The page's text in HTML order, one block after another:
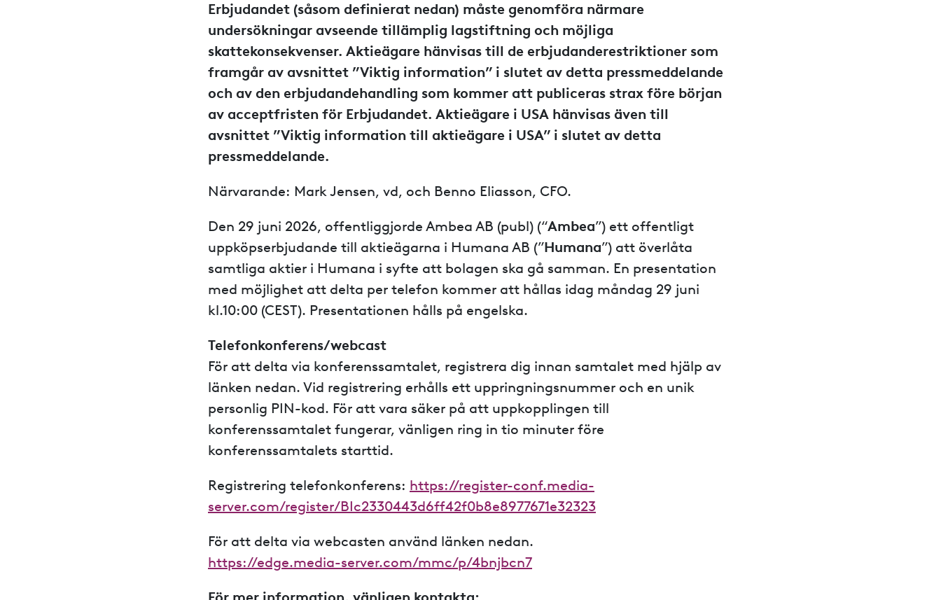
Erbjudandet (såsom definierat nedan) måste genomföra närmare
undersökningar avseende tillämplig lagstiftning och möjliga
skattekonsekvenser. Aktieägare hänvisas till de erbjudanderestriktioner som
framgår av avsnittet ”Viktig information” i slutet av detta pressmeddelande
och av den erbjudandehandling som kommer att publiceras strax före början
av acceptfristen för Erbjudandet. Aktieägare i USA hänvisas även till
avsnittet ”Viktig information till aktieägare i USA” i slutet av detta
pressmeddelande.
Närvarande: Mark Jensen, vd, och Benno Eliasson, CFO.
Den 29 juni 2026, offentliggjorde Ambea AB (publ) (“Ambea”) ett offentligt
uppköpserbjudande till aktieägarna i Humana AB (”Humana”) att överlåta
samtliga aktier i Humana i syfte att bolagen ska gå samman. En presentation
med möjlighet att delta per telefon kommer att hållas idag måndag 29 juni
kl.10:00 (CEST). Presentationen hålls på engelska.
Telefonkonferens/webcast
För att delta via konferenssamtalet, registrera dig innan samtalet med hjälp av
länken nedan. Vid registrering erhålls ett uppringningsnummer och en unik
personlig PIN-kod. För att vara säker på att uppkopplingen till
konferenssamtalet fungerar, vänligen ring in tio minuter före
konferenssamtalets starttid.
Registrering telefonkonferens: https://register-conf.media-
server.com/register/BIc2330443d6ff42f0b8e8977671e32323
För att delta via webcasten använd länken nedan.
https://edge.media-server.com/mmc/p/4bnjbcn7